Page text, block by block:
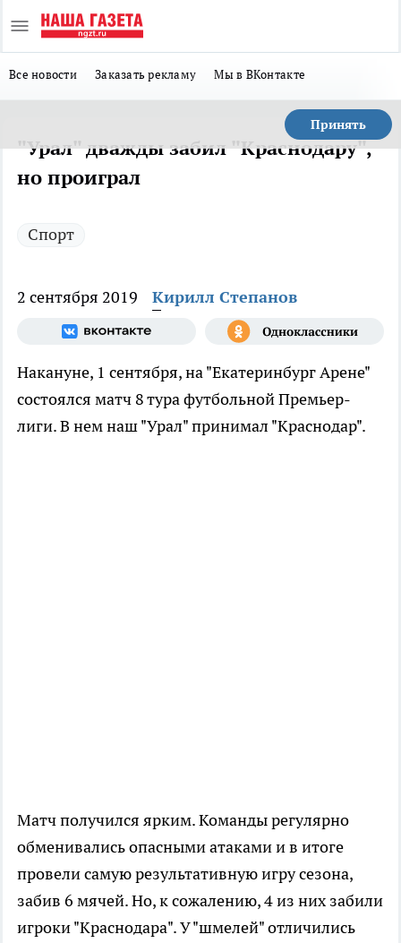
Все новости Заказать рекламу Мы в ВКонтакте
Принять
"Урал" дважды забил "Краснодару",
но проиграл
Спорт
2 сентября 2019 Кирилл Степанов
Накануне, 1 сентября, на "Екатеринбург Арене"
состоялся матч 8 тура футбольной Премьер-
лиги. В нем наш "Урал" принимал "Краснодар".
Матч получился ярким. Команды регулярно
обменивались опасными атаками и в итоге
провели самую результативную игру сезона,
забив 6 мячей. Но, к сожалению, 4 из них забили
игроки "Краснодара". У "шмелей" отличились